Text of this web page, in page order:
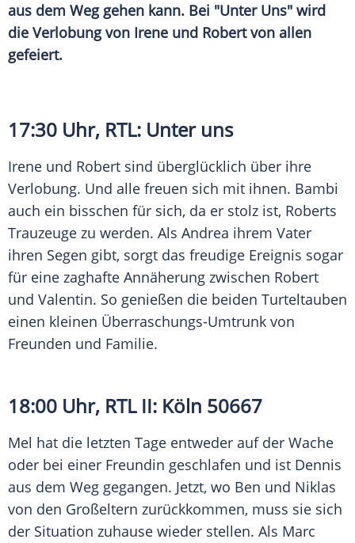
aus dem Weg gehen kann. Bei "Unter Uns" wird
die Verlobung von Irene und Robert von allen
gefeiert.
17:30 Uhr, RTL: Unter uns
Irene und Robert sind überglücklich über ihre
Verlobung. Und alle freuen sich mit ihnen. Bambi
auch ein bisschen für sich, da er stolz ist, Roberts
Trauzeuge zu werden. Als Andrea ihrem Vater
ihren Segen gibt, sorgt das freudige Ereignis sogar
für eine zaghafte Annäherung zwischen Robert
und Valentin. So genießen die beiden Turteltauben
einen kleinen Überraschungs-Umtrunk von
Freunden und Familie.
18:00 Uhr, RTL II: Köln 50667
Mel hat die letzten Tage entweder auf der Wache
oder bei einer Freundin geschlafen und ist Dennis
aus dem Weg gegangen. Jetzt, wo Ben und Niklas
von den Großeltern zurückkommen, muss sie sich
der Situation zuhause wieder stellen. Als Marc